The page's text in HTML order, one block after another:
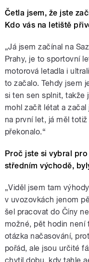
Četla jsem, že jste
Kdo vás na letiště
„Já jsem začínal na
Prahy, je to sportovní
motorová letadla i
to začalo. Tehdy jsem
si ten sen splnit, takže
mohl začít létat a
na první let, já měl
překonalo.“
Proč jste si vybral
středním východě,
„Viděl jsem tam
v uvozovkách jenom
šel pracovat do Číny
možné, pět hodin není
otázka načasování,
pořád, ale jsou určité